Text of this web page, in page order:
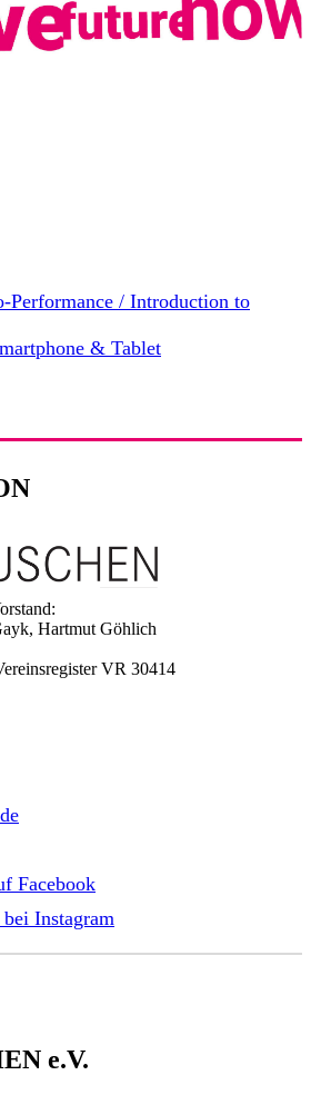
Performance / Introduction to
& Tablet
Hartmut Göhlich
VR 30414
Facebook
Instagram
e.V.